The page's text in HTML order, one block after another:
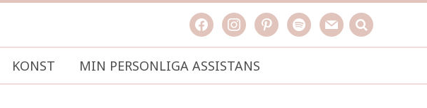
facebookinstagrampinterestspotifymail search
KONST MIN PERSONLIGA ASSISTANS